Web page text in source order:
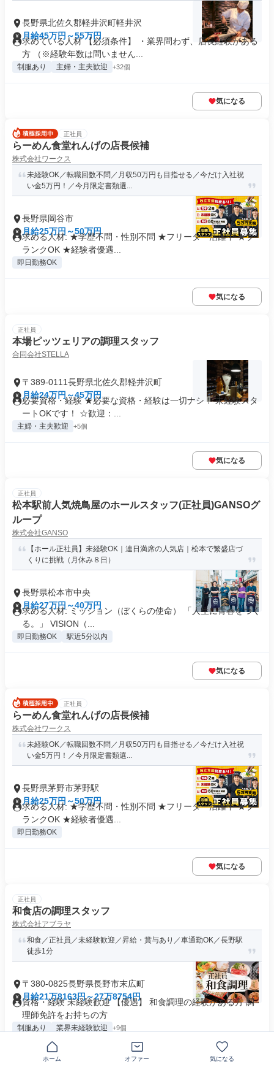
長野県北佐久郡軽井沢町軽井沢
月給45万円～55万円
求めている人材 【必須条件】 ・業界問わず、店長経験がある
方 （※経験年数は問いません...
制服あり 主婦・主夫歓迎 +32個
気になる
正社員
らーめん食堂れんげの店長候補
株式会社ワークス
未経験OK／転職回数不問／月収50万円も目指せる／今だけ入社祝
い金5万円！／今月限定書類選...
長野県岡谷市
月給25万円～50万円
求める人材: ★学歴不問・性別不問 ★フリーター活躍中 ★ブ
ランクOK ★経験者優遇...
即日勤務OK
気になる
正社員
本場ピッツェリアの調理スタッフ
合同会社STELLA
〒389-0111長野県北佐久郡軽井沢町
月給24万円～45万円
必要資格・経験 ★必要な資格・経験は一切ナシ！ 未経験スタ
ートOKです！ ☆歓迎：...
主婦・主夫歓迎 +5個
気になる
正社員
松本駅前人気焼鳥屋のホールスタッフ(正社員)GANSOグ
ループ
株式会社GANSO
【ホール正社員】未経験OK｜連日満席の人気店｜松本で繁盛店づ
くりに挑戦（月休み８日）
長野県松本市中央
月給27万円～40万円
求める人材: ミッション（ぼくらの使命） 「人生に青春をつく
る。」 VISION（...
即日勤務OK 駅近5分以内
気になる
正社員
らーめん食堂れんげの店長候補
株式会社ワークス
未経験OK／転職回数不問／月収50万円も目指せる／今だけ入社祝
い金5万円！／今月限定書類選...
長野県茅野市茅野駅
月給25万円～50万円
求める人材: ★学歴不問・性別不問 ★フリーター活躍中 ★ブ
ランクOK ★経験者優遇...
即日勤務OK
気になる
正社員
和食店の調理スタッフ
株式会社アブラヤ
和食／正社員／未経験歓迎／昇給・賞与あり／車通勤OK／長野駅
徒歩1分
〒380-0825長野県長野市末広町
月給21万8163円～27万8754円
資格・経験 未経験歓迎 【優遇】 和食調理の経験がある方 調
理師免許をお持ちの方
制服あり 業界未経験歓迎 +9個
気になる
ホーム オファー 気になる